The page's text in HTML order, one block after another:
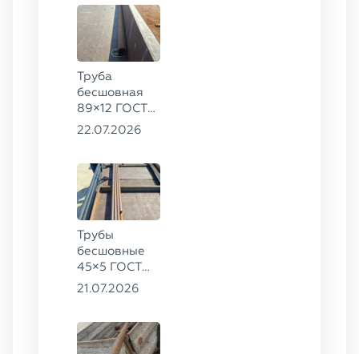
Труба
бесшовная
89×12 ГОСТ
8732-78, ст.
22.07.2026
Трубы
бесшовные
45×5 ГОСТ
8734-75, ст.
21.07.2026